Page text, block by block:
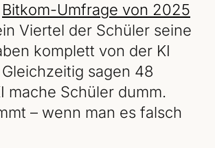
Bitkom-Umfrage von 2025
Viertel der Schüler seine
komplett von der KI
sagen 48
mache Schüler dumm.
– wenn man es falsch